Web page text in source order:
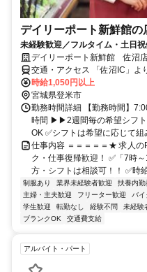
デイリーポート新鮮館の
未経験歓迎／フルタイム・土日
デイリーポート新鮮館 佐沼
交通・アクセス 「佐沼IC」よ
備）
時給1,050円以上
宮城県登米市
勤務時間詳細 【勤務時間】
時間 ▶▶2週間毎の希望シフ
OK ✅シフトは希望に応じて
仕事内容 ＝＝＝＝＝★ 求人の
ク・仕事復帰歓迎！ ✅「7時
方・シフトは相談可！！ ✅
制服あり 業界未経験者歓迎 扶養内
主婦・主夫歓迎
フリーター歓迎 バイ
学生歓迎
転勤なし 経験不問 未経験
ブランクOK
交通費支給
アルバイト・パート